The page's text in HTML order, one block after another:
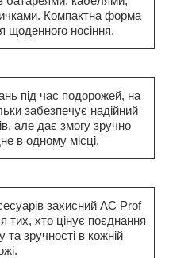
Компактна форма
щоденного носіння.
під час подорожей, на
забезпечує надійний
але дає змогу зручно
в одному місці.
захисний AC Prof
тих, хто цінує поєднання
та зручності в кожній